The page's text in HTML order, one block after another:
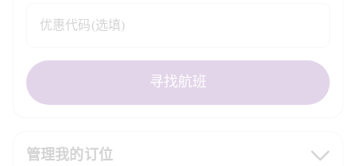
管理我的订位
优惠代码(选填)
寻找航班